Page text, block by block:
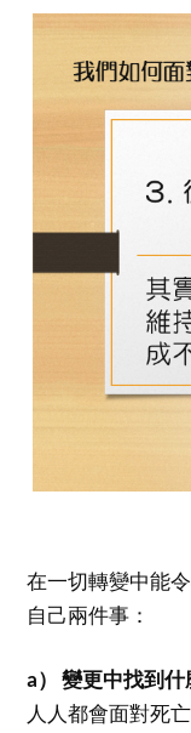
在一切轉變中能
自己兩件事：
a） 變更中找到
人人都會面對死